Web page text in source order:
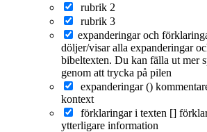
rubrik 2
rubrik 3
expanderingar och
döljer/visar alla expanderingar
bibeltexten. Du kan fälla ut mer
genom att trycka på pilen
expanderingar ()
kontext
förklaringar i texten []
ytterligare information